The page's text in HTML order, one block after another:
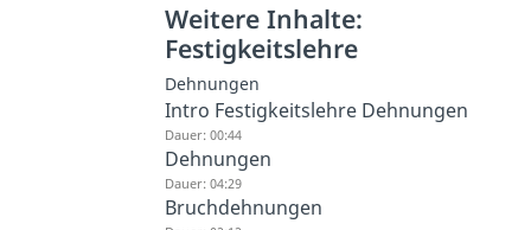
Weitere Inhalte:
Festigkeitslehre
Dehnungen
Intro Festigkeitslehre Dehnungen
Dauer: 00:44
Dehnungen
Dauer: 04:29
Bruchdehnungen